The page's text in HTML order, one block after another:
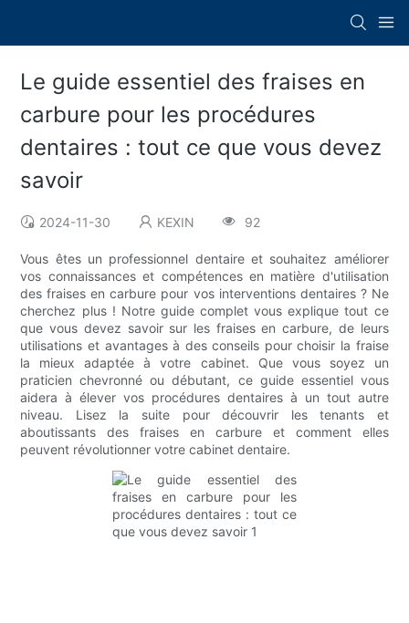
Le guide essentiel des fraises en
carbure pour les procédures
dentaires : tout ce que vous devez
savoir
2024-11-30 KEXIN 92
Vous êtes un professionnel dentaire et souhaitez améliorer
vos connaissances et compétences en matière d'utilisation
des fraises en carbure pour vos interventions dentaires ? Ne
cherchez plus ! Notre guide complet vous explique tout ce
que vous devez savoir sur les fraises en carbure, de leurs
utilisations et avantages à des conseils pour choisir la fraise
la mieux adaptée à votre cabinet. Que vous soyez un
praticien chevronné ou débutant, ce guide essentiel vous
aidera à élever vos procédures dentaires à un tout autre
niveau. Lisez la suite pour découvrir les tenants et
aboutissants des fraises en carbure et comment elles
peuvent révolutionner votre cabinet dentaire.